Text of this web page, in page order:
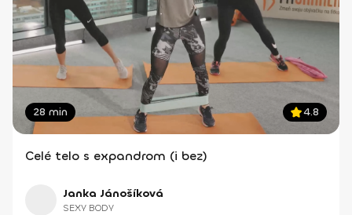
28 min 4.8
Celé telo s expandrom (i bez)
Janka Jánošíková
SEXY BODY